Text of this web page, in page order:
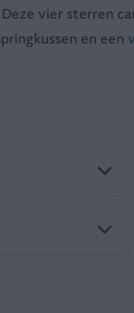
vier sterren
en een